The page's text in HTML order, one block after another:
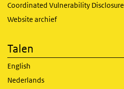
Coordinated Vulnerability Disclosure
Website archief
Talen
English
Nederlands